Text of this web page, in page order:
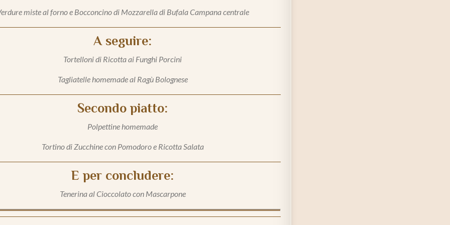
miste al forno e Bocconcino di Mozzarella di Bufala Campana centrale
A seguire:
Tortelloni di Ricotta ai Funghi Porcini
Tagliatelle homemade al Ragù Bolognese
Secondo piatto:
Polpettine homemade
Tortino di Zucchine con Pomodoro e Ricotta Salata
E per concludere:
Tenerina al Cioccolato con Mascarpone